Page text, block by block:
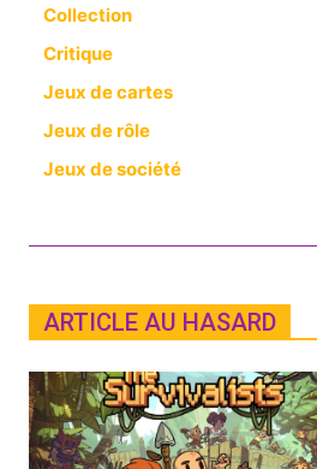
Collection
Critique
Jeux de cartes
Jeux de rôle
Jeux de société
ARTICLE AU HASARD